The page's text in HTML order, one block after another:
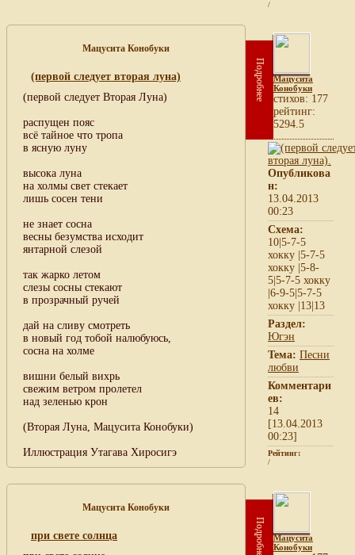
/
Мацусита Конобуки
(первой следует вторая луна)
(первой следует Вторая Луна)
распущен пояс
всё тайное что тропа
в ясную луну
высока луна
на холмы свет стекает
лишь сосен тени
не знает сосна
весны безумства исходит
янтарной слезой
так жарко летом
слезы сосны стекают
в прозрачный ручей
дай на сливу смотреть
в новый год тобой налюбуюсь,
сосна на холме
вишни белый вихрь
свежим ветром пролетел
над зеленью крон
(Вторая Луна, Мацусита Конобуки)
Иллюстрация Утагава Хиросигэ
Подробнее
Мацусита
Конобуки
cтихов: 177
рейтинг:
5294.5
Опубликова
н:
13.04.2013
00:23
Схема:
10|5-7-5
хокку |5-7-5
хокку |5-8-
5|5-7-5 хокку
|6-9-5|5-7-5
хокку |13|13
Раздел:
Югэн
Тема: Песни
любви
Комментари
ев:
14
[13.04.2013
00:23]
Рейтинг:
/
Мацусита Конобуки
при свете солнца
Подробнее
Мацусита
Конобуки